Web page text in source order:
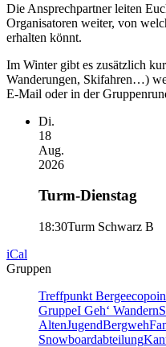
Die Ansprechpartner leiten
Organisatoren weiter, von
erhalten könnt.
Im Winter gibt es zusätzlich
Wanderungen, Skifahren…)
E-Mail oder in der
Di.
18
Aug.
2026
Turm-Dienstag
18:30Turm Schwarz B
iCal
Gruppen
Treffpunkt Berge
GruppeI Geh‘ Wandern
AltenJugendBergweh
Snowboardabteilung